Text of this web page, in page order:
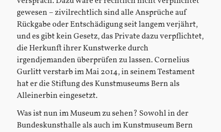
gewesen – zivilrechtlich sind alle Ansprüche auf
Rückgabe oder Entschädigung seit langem verjährt,
und es gibt kein Gesetz, das Private dazu verpflichtet,
die Herkunft ihrer Kunstwerke durch
irgendjemanden überprüfen zu lassen. Cornelius
Gurlitt verstarb im Mai 2014, in seinem Testament
hat er die Stiftung des Kunstmuseums Bern als
Alleinerbin eingesetzt.
Was ist nun im Museum zu sehen? Sowohl in der
Bundeskunsthalle als auch im Kunstmuseum Bern